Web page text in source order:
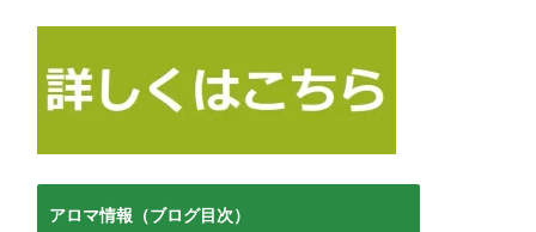
アロマ情報（ブログ目次）